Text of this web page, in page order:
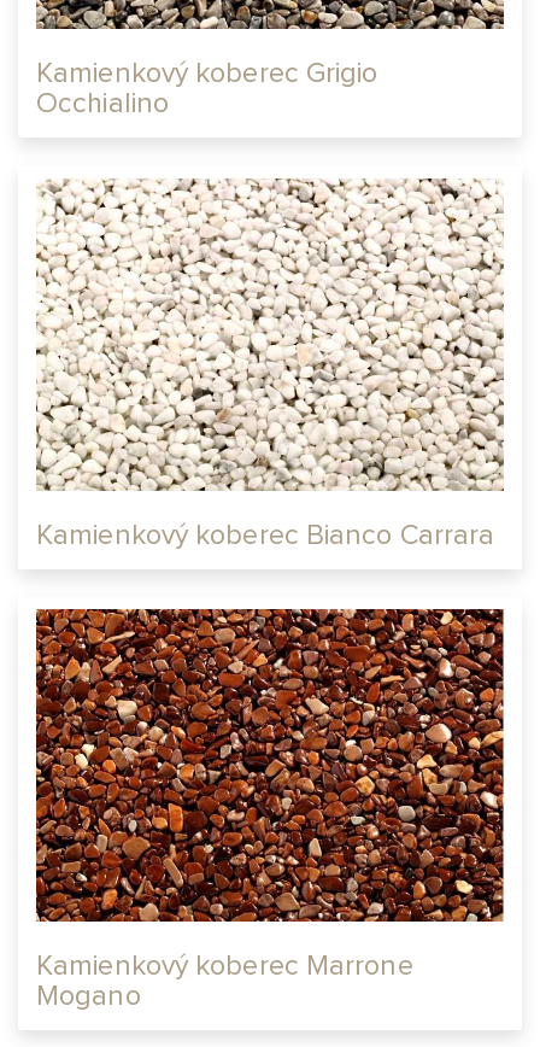
Kamienkový koberec Grigio
Occhialino
Kamienkový koberec Bianco Carrara
Kamienkový koberec Marrone
Mogano